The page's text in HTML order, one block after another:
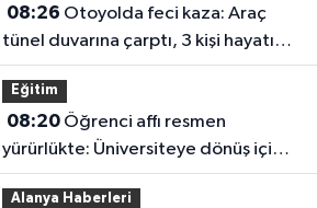
08:26
tünel duvarına çarptı, 3 kişi hayatını
kaybetti
Eğitim
08:20Öğrenci affı resmen
yürürlükte: Üniversiteye dönüş için 4
ay süre
Alanya Haberleri